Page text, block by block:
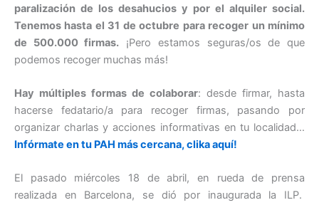
paralización de los desahucios y por el alquiler social.
Tenemos hasta el 31 de octubre para recoger un mínimo
de 500.000 firmas. ¡Pero estamos seguras/os de que
podemos recoger muchas más!
Hay múltiples formas de colaborar: desde firmar, hasta
hacerse fedatario/a para recoger firmas, pasando por
organizar charlas y acciones informativas en tu localidad…
Infórmate en tu PAH más cercana, clika aquí!
El pasado miércoles 18 de abril, en rueda de prensa
realizada en Barcelona, se dió por inaugurada la ILP.